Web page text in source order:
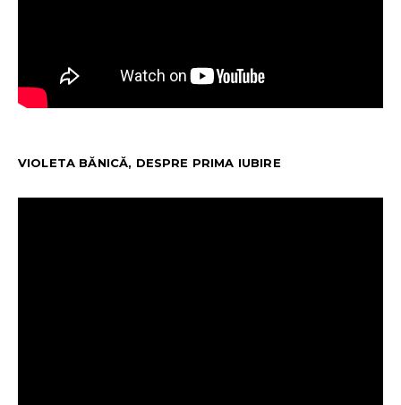
VIOLETA BĂNICĂ, DESPRE PRIMA IUBIRE